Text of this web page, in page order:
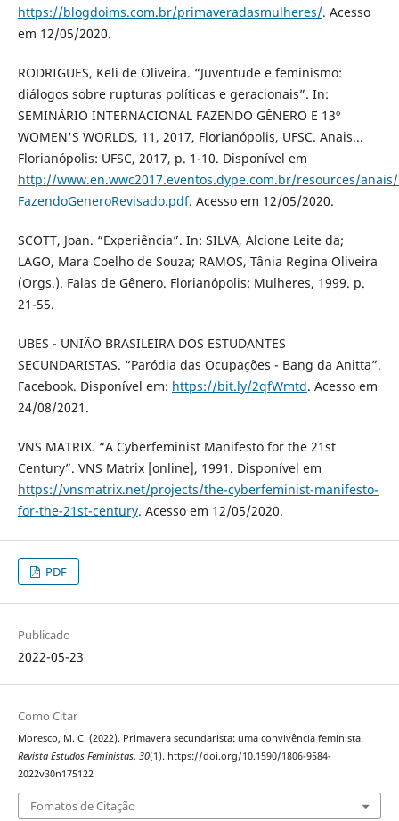
https://blogdoims.com.br/primaveradasmulheres/. Acesso
em 12/05/2020.
RODRIGUES, Keli de Oliveira. “Juventude e feminismo:
diálogos sobre rupturas políticas e geracionais”. In:
SEMINÁRIO INTERNACIONAL FAZENDO GÊNERO E 13º
WOMEN'S WORLDS, 11, 2017, Florianópolis, UFSC. Anais...
Florianópolis: UFSC, 2017, p. 1-10. Disponível em
http://www.en.wwc2017.eventos.dype.com.br/resources/anais/
FazendoGeneroRevisado.pdf. Acesso em 12/05/2020.
SCOTT, Joan. “Experiência”. In: SILVA, Alcione Leite da;
LAGO, Mara Coelho de Souza; RAMOS, Tânia Regina Oliveira
(Orgs.). Falas de Gênero. Florianópolis: Mulheres, 1999. p.
21-55.
UBES - UNIÃO BRASILEIRA DOS ESTUDANTES
SECUNDARISTAS. “Paródia das Ocupações - Bang da Anitta”.
Facebook. Disponível em: https://bit.ly/2qfWmtd. Acesso em
24/08/2021.
VNS MATRIX. “A Cyberfeminist Manifesto for the 21st
Century”. VNS Matrix [online], 1991. Disponível em
https://vnsmatrix.net/projects/the-cyberfeminist-manifesto-
for-the-21st-century. Acesso em 12/05/2020.
PDF
Publicado
2022-05-23
Como Citar
Moresco, M. C. (2022). Primavera secundarista: uma convivência feminista.
Revista Estudos Feministas, 30(1). https://doi.org/10.1590/1806-9584-
2022v30n175122
Fomatos de Citação